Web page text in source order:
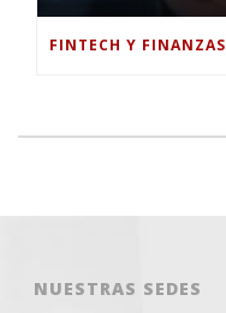
NUESTRAS SEDES